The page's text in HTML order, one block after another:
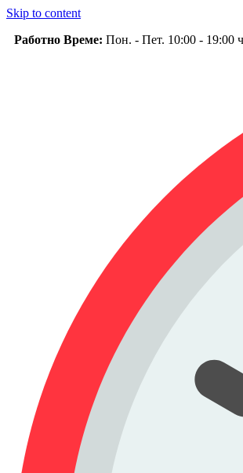
Skip to content
Работно Време: Пон. - Пет. 10:00 - 19:00